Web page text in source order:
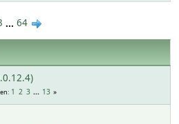
... 64
1 2 3 ... 13